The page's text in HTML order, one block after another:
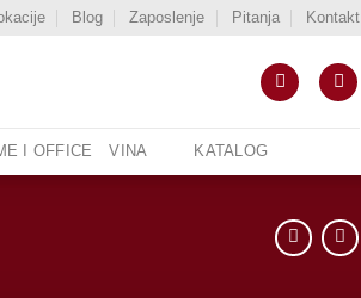
Blog Zaposlenje Pitanja Kontakt
I OFFICE VINA KATALOG